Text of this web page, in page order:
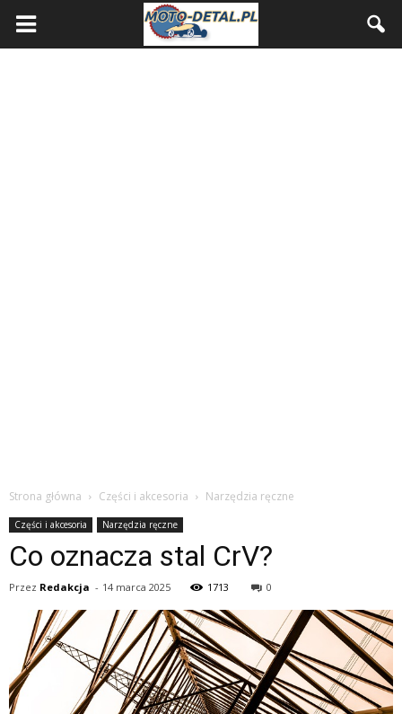
Strona główna Części i akcesoria Narzędzia ręczne
Części i akcesoria Narzędzia ręczne
Co oznacza stal CrV?
Przez Redakcja - 14 marca 2025 1713 0